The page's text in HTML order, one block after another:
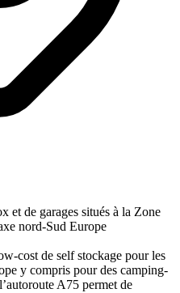
et de garages situés à la Zone
nord-Sud Europe
cost de self stockage pour les
y compris pour des camping-
A75 permet de